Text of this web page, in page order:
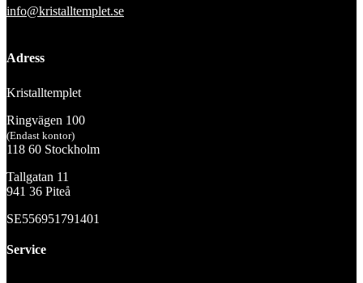
info@kristalltemplet.se
Adress
Kristalltemplet
Ringvägen 100
(Endast kontor)
118 60 Stockholm
Tallgatan 11
941 36 Piteå
SE556951791401
Service